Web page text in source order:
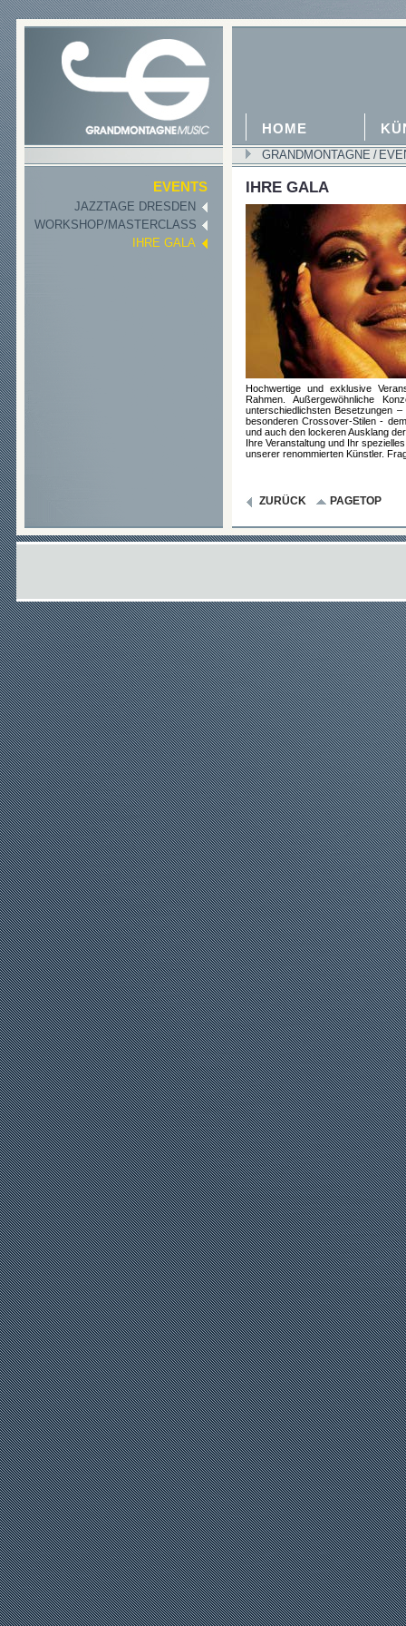
HOME
GRANDMONTAGNE /
EVENTS
JAZZTAGE DRESDEN
WORKSHOP/MASTERCLASS
IHRE GALA
IHRE GALA
Hochwertige und exklusive
Rahmen. Außergewöhnliche
unterschiedlichsten Besetzungen
besonderen Crossover-Stilen -
und auch den lockeren Ausklang
Ihre Veranstaltung und Ihr
unserer renommierten Künstler.
ZURÜCK PAGETOP